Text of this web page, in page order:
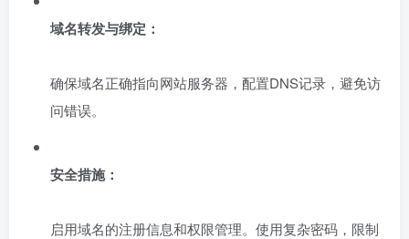
域名转发与绑定：
确保域名正确指向网站服务器，配置DNS记录，避免访
问错误。
安全措施：
启用域名的注册信息和权限管理。使用复杂密码，限制